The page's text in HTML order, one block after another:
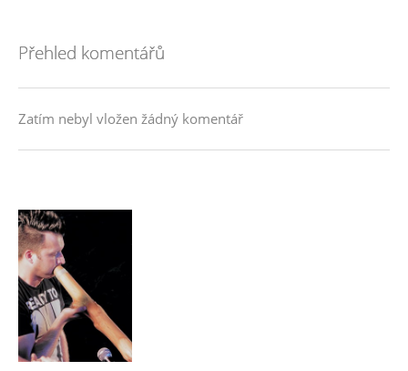
Přehled komentářů
Zatím nebyl vložen žádný komentář